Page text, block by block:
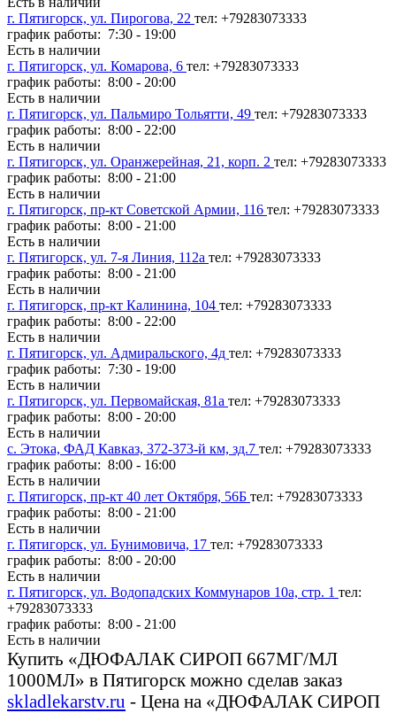
г. Пятигорск, ул. Пирогова, 22 тел: +79283073333
график работы: 7:30 - 19:00
Есть в наличии
г. Пятигорск, ул. Комарова, 6 тел: +79283073333
график работы: 8:00 - 20:00
Есть в наличии
г. Пятигорск, ул. Пальмиро Тольятти, 49 тел: +79283073333
график работы: 8:00 - 22:00
Есть в наличии
г. Пятигорск, ул. Оранжерейная, 21, корп. 2 тел: +79283073333
график работы: 8:00 - 21:00
Есть в наличии
г. Пятигорск, пр-кт Советской Армии, 116 тел: +79283073333
график работы: 8:00 - 21:00
Есть в наличии
г. Пятигорск, ул. 7-я Линия, 112а тел: +79283073333
график работы: 8:00 - 21:00
Есть в наличии
г. Пятигорск, пр-кт Калинина, 104 тел: +79283073333
график работы: 8:00 - 22:00
Есть в наличии
г. Пятигорск, ул. Адмиральского, 4д тел: +79283073333
график работы: 7:30 - 19:00
Есть в наличии
г. Пятигорск, ул. Первомайская, 81а тел: +79283073333
график работы: 8:00 - 20:00
Есть в наличии
с. Этока, ФАД Кавказ, 372-373-й км, зд.7 тел: +79283073333
график работы: 8:00 - 16:00
Есть в наличии
г. Пятигорск, пр-кт 40 лет Октября, 56Б тел: +79283073333
график работы: 8:00 - 21:00
Есть в наличии
г. Пятигорск, ул. Бунимовича, 17 тел: +79283073333
график работы: 8:00 - 20:00
Есть в наличии
г. Пятигорск, ул. Водопадских Коммунаров 10а, стр. 1 тел:
+79283073333
график работы: 8:00 - 21:00
Есть в наличии
Купить «ДЮФАЛАК СИРОП 667МГ/МЛ
1000МЛ» в Пятигорск можно сделав заказ
skladlekarstv.ru - Цена на «ДЮФАЛАК СИРОП